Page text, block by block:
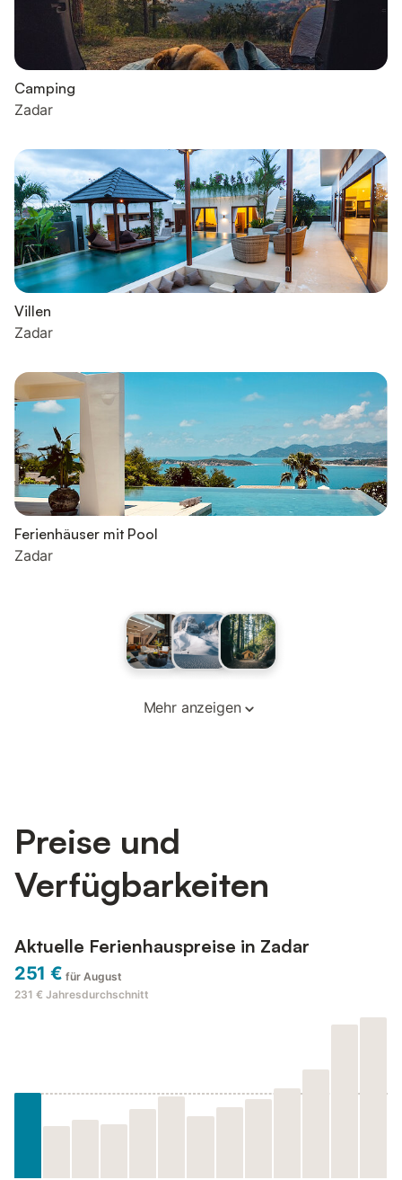
Camping
Zadar
Villen
Zadar
Ferienhäuser mit Pool
Zadar
Mehr anzeigen
Preise und
Verfügbarkeiten
Aktuelle Ferienhauspreise in Zadar
251 € für August
231 € Jahresdurchschnitt